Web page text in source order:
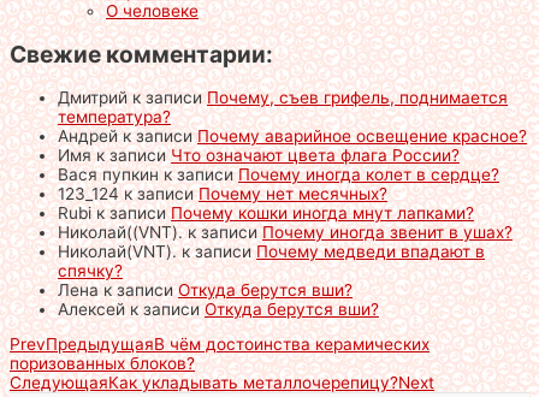
О человеке
Свежие комментарии:
Дмитрийк записиПочему, съев грифель, поднимается
температура?
Андрейк записиПочему аварийное освещение красное?
Имяк записиЧто означают цвета флага России?
Вася пупкинк записиПочему иногда колет в сердце?
123_124 к записиПочему нет месячных?
Rubiк записиПочему кошки иногда мнут лапками?
Николай((VNT).к записиПочему иногда звенит в ушах?
Николай(VNT).к записиПочему медведи впадают в
спячку?
Лена к записиОткуда берутся вши?
Алексейк записиОткуда берутся вши?
PrevПредыдущаяВ чём достоинства керамических
поризованных блоков?
СледующаяКак укладывать металлочерепицу?Next